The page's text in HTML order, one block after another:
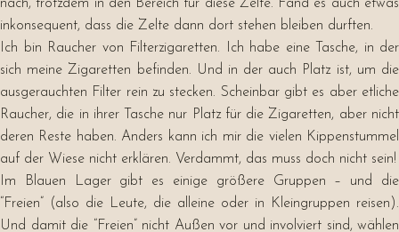
nach, trotzdem in den Bereich für diese Zelte. Fand es auch etwas
inkonsequent, dass die Zelte dann dort stehen bleiben durften.
Ich bin Raucher von Filterzigaretten. Ich habe eine Tasche, in der
sich meine Zigaretten befinden. Und in der auch Platz ist, um die
ausgerauchten Filter rein zu stecken. Scheinbar gibt es aber etliche
Raucher, die in ihrer Tasche nur Platz für die Zigaretten, aber nicht
deren Reste haben. Anders kann ich mir die vielen Kippenstummel
auf der Wiese nicht erklären. Verdammt, das muss doch nicht sein!
Im Blauen Lager gibt es einige größere Gruppen – und die
“Freien” (also die Leute, die alleine oder in Kleingruppen reisen).
Und damit die “Freien” nicht Außen vor und involviert sind, wählen